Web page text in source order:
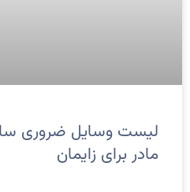
لیست وسایل ضروری
مادر برای زایمان